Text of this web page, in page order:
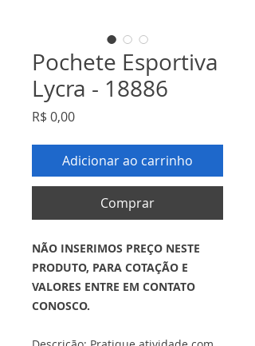
Pochete Esportiva
Lycra - 18886
R$ 0,00Preço
Adicionar ao carrinho
Comprar
NÃO INSERIMOS PREÇO NESTE
PRODUTO, PARA COTAÇÃO E
VALORES ENTRE EM CONTATO
CONOSCO.